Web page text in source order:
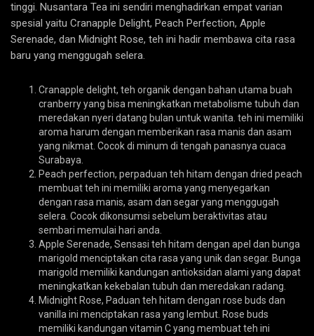
tinggi. Nusantara Tea ini sendiri menghadirkan empat varian
spesial yaitu Cranapple Delight, Peach Perfection, Apple
Serenade, dan Midnight Rose, teh ini hadir membawa cita rasa
baru yang menggugah selera.
Cranapple delight, teh organik dengan bahan utama buah
cranberry yang bisa meningkatkan metabolisme tubuh dan
meredakan nyeri datang bulan untuk wanita. teh ini memiliki
aroma harum dengan memberikan rasa manis dan asam
yang nikmat. Cocok di minum di tengah panasnya cuaca
Surabaya.
Peach perfection, perpaduan teh hitam dengan dried peach
membuat teh ini memiliki aroma yang menyegarkan
dengan rasa manis, asam dan segar yang menggugah
selera. Cocok dikonsumsi sebelum beraktivitas atau
sembari memulai hari anda.
Apple Serenade, Sensasi teh hitam dengan apel dan bunga
marigold menciptakan cita rasa yang unik dan segar. Bunga
marigold memiliki kandungan antioksidan alami yang dapat
meningkatkan kekebalan tubuh dan meredakan radang.
Midnight Rose, Paduan teh hitam dengan rose buds dan
vanilla ini menciptakan rasa yang lembut. Rose buds
memiliki kandungan vitamin C yang membuat teh ini